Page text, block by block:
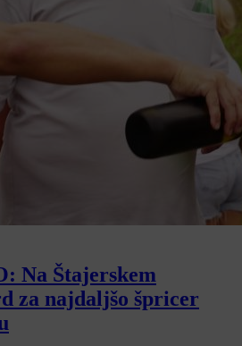
Na Štajerskem
za najdaljšo špricer